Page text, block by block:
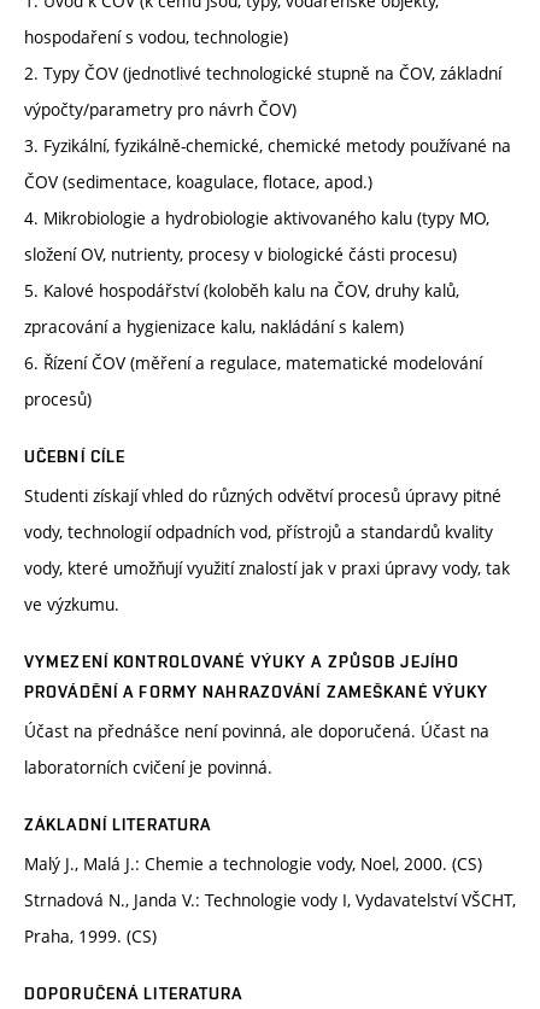
hospodaření s vodou, technologie)
2. Typy ČOV (jednotlivé technologické stupně na ČOV, základní
výpočty/parametry pro návrh ČOV)
3. Fyzikální, fyzikálně-chemické, chemické metody používané na
ČOV (sedimentace, koagulace, flotace, apod.)
4. Mikrobiologie a hydrobiologie aktivovaného kalu (typy MO,
složení OV, nutrienty, procesy v biologické části procesu)
5. Kalové hospodářství (koloběh kalu na ČOV, druhy kalů,
zpracování a hygienizace kalu, nakládání s kalem)
6. Řízení ČOV (měření a regulace, matematické modelování
procesů)
UČEBNÍ CÍLE
Studenti získají vhled do různých odvětví procesů úpravy pitné
vody, technologií odpadních vod, přístrojů a standardů kvality
vody, které umožňují využití znalostí jak v praxi úpravy vody, tak
ve výzkumu.
VYMEZENÍ KONTROLOVANÉ VÝUKY A ZPŮSOB JEJÍHO
PROVÁDĚNÍ A FORMY NAHRAZOVÁNÍ ZAMEŠKANÉ VÝUKY
Účast na přednášce není povinná, ale doporučená. Účast na
laboratorních cvičení je povinná.
ZÁKLADNÍ LITERATURA
Malý J., Malá J.: Chemie a technologie vody, Noel, 2000. (CS)
Strnadová N., Janda V.: Technologie vody I, Vydavatelství VŠCHT,
Praha, 1999. (CS)
DOPORUČENÁ LITERATURA